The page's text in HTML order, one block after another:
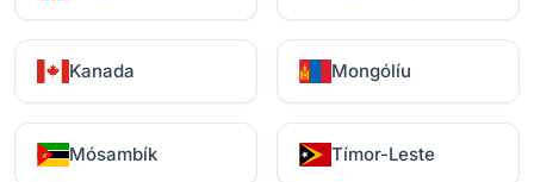
Kanada Mongólíu
Mósambík Tímor-Leste